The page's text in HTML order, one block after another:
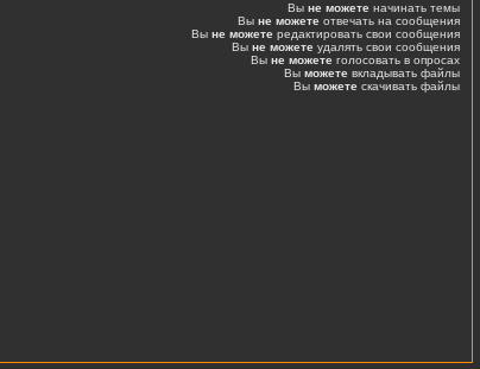
Вы не можете начинать темы
Вы не можете отвечать на сообщения
Вы не можете редактировать свои сообщения
Вы не можете удалять свои сообщения
Вы не можете голосовать в опросах
Вы можете вкладывать файлы
Вы можете скачивать файлы